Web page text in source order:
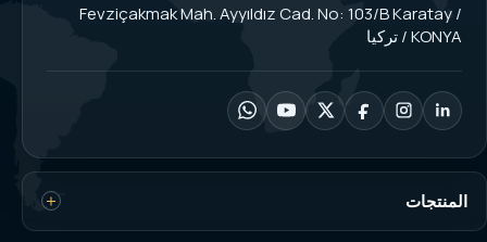
Fevziçakmak Mah. Ayyıldız Cad. No: 103/B Karatay /
KONYA / تركيا
المنتجات